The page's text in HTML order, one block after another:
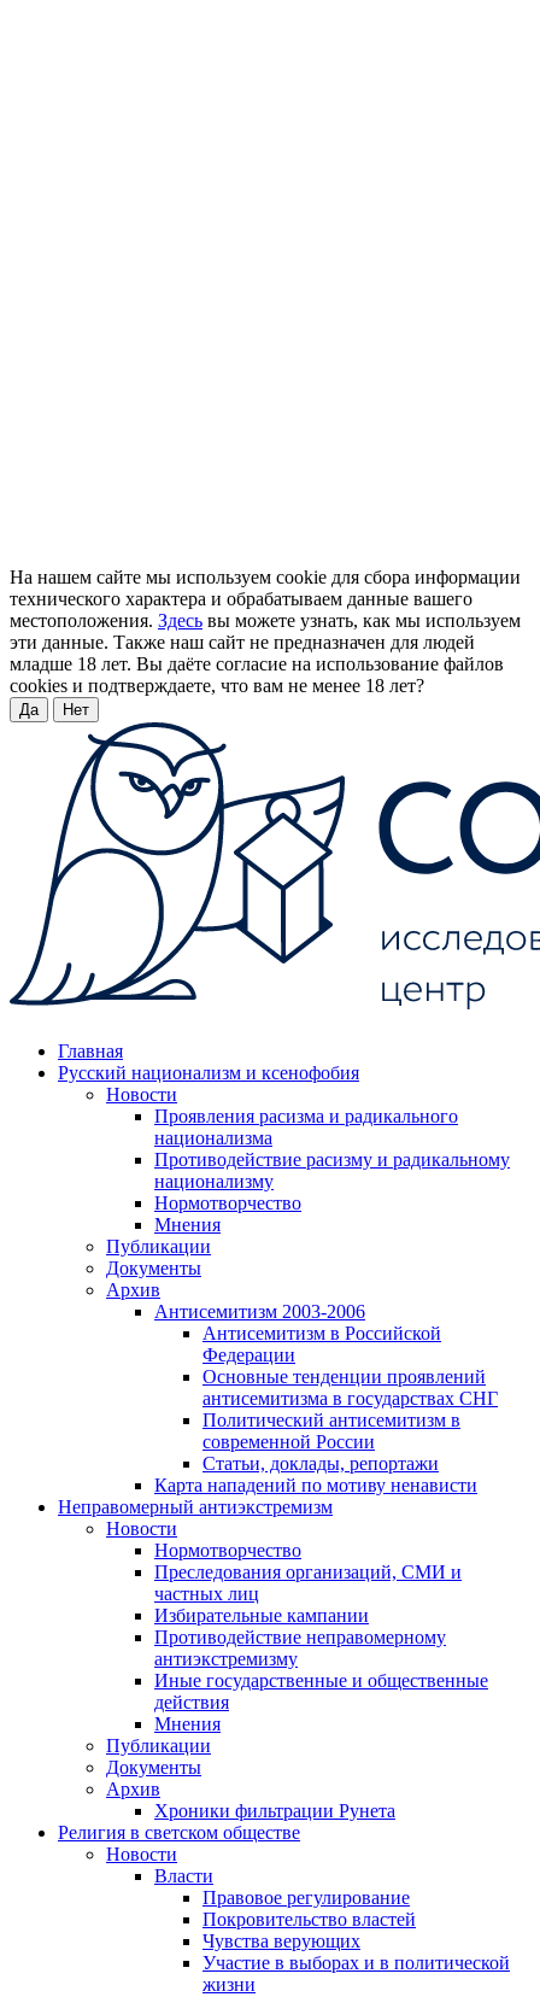
На нашем сайте мы используем cookie для сбора информации
технического характера и обрабатываем данные вашего
местоположения. Здесь вы можете узнать, как мы используем
эти данные. Также наш сайт не предназначен для людей
младше 18 лет. Вы даёте согласие на использование файлов
cookies и подтверждаете, что вам не менее 18 лет?
Да Нет
Главная
Русский национализм и ксенофобия
Новости
Проявления расизма и радикального
национализма
Противодействие расизму и радикальному
национализму
Нормотворчество
Мнения
Публикации
Документы
Архив
Антисемитизм 2003-2006
Антисемитизм в Российской
Федерации
Основные тенденции проявлений
антисемитизма в государствах СНГ
Политический антисемитизм в
современной России
Статьи, доклады, репортажи
Карта нападений по мотиву ненависти
Неправомерный антиэкстремизм
Новости
Нормотворчество
Преследования организаций, СМИ и
частных лиц
Избирательные кампании
Противодействие неправомерному
антиэкстремизму
Иные государственные и общественные
действия
Мнения
Публикации
Документы
Архив
Хроники фильтрации Рунета
Религия в светском обществе
Новости
Власти
Правовое регулирование
Покровительство властей
Чувства верующих
Участие в выборах и в политической
жизни